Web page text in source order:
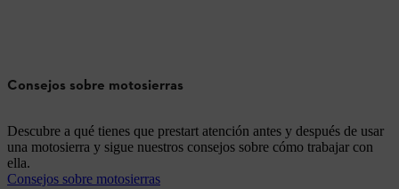
Consejos sobre motosierras
Descubre a qué tienes que prestart atención antes y después de usar
una motosierra y sigue nuestros consejos sobre cómo trabajar con
ella.
Consejos sobre motosierras